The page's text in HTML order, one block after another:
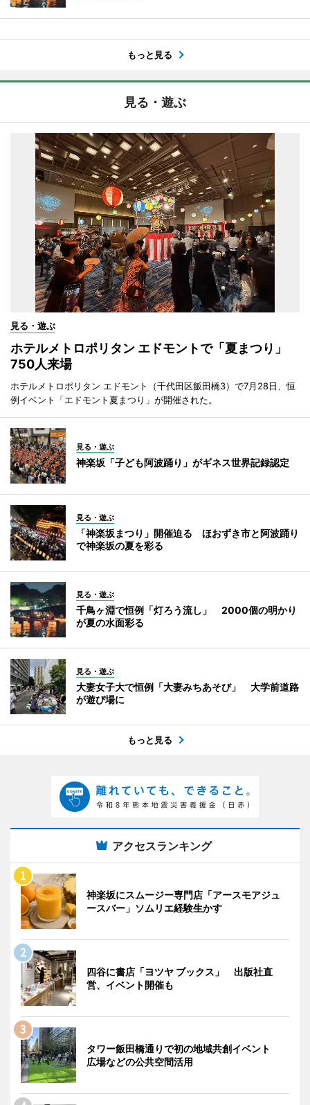
もっと見る
見る・遊ぶ
見る・遊ぶ
ホテルメトロポリタン エドモントで「夏まつり」
750人来場
ホテルメトロポリタン エドモント（千代田区飯田橋3）で7月28日、恒
例イベント「エドモント夏まつり」が開催された。
見る・遊ぶ
神楽坂「子ども阿波踊り」がギネス世界記録認定
見る・遊ぶ
「神楽坂まつり」開催迫る ほおずき市と阿波踊り
で神楽坂の夏を彩る
見る・遊ぶ
千鳥ヶ淵で恒例「灯ろう流し」 2000個の明かり
が夏の水面彩る
見る・遊ぶ
大妻女子大で恒例「大妻みちあそび」 大学前道路
が遊び場に
もっと見る
アクセスランキング
神楽坂にスムージー専門店「アースモアジュ
ースバー」ソムリエ経験生かす
四谷に書店「ヨツヤ ブックス」 出版社直
営、イベント開催も
タワー飯田橋通りで初の地域共創イベント
広場などの公共空間活用